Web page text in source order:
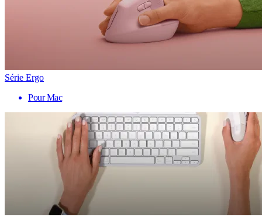
Série Ergo
Pour Mac